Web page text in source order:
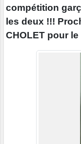
compétition
les deux !!!
CHOLET pour